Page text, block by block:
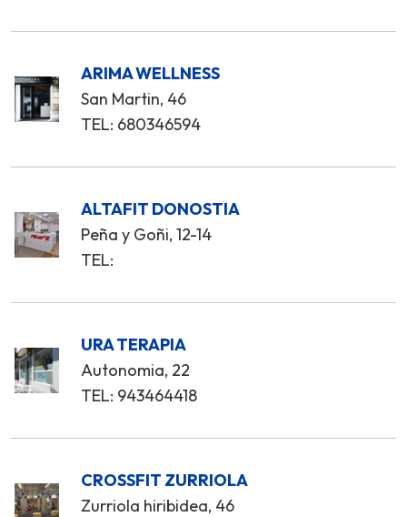
ARIMA WELLNESS
San Martin, 46
TEL: 680346594
ALTAFIT DONOSTIA
Peña y Goñi, 12-14
TEL:
URA TERAPIA
Autonomia, 22
TEL: 943464418
CROSSFIT ZURRIOLA
Zurriola hiribidea, 46